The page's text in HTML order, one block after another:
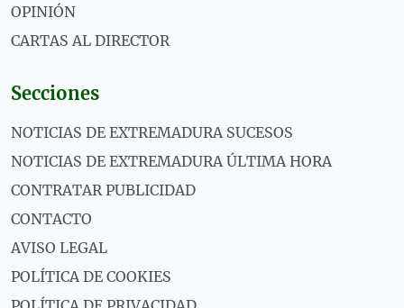
OPINIÓN
CARTAS AL DIRECTOR
Secciones
NOTICIAS DE EXTREMADURA SUCESOS
NOTICIAS DE EXTREMADURA ÚLTIMA HORA
CONTRATAR PUBLICIDAD
CONTACTO
AVISO LEGAL
POLÍTICA DE COOKIES